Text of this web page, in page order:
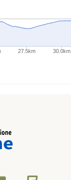
27.5km 30.0km